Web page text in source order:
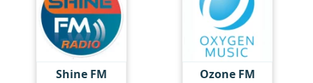
Shine FM Ozone FM